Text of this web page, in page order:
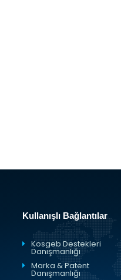
Kullanışlı Bağlantılar
Kosgeb Destekleri
Danışmanlığı
Marka & Patent
Danışmanlığı